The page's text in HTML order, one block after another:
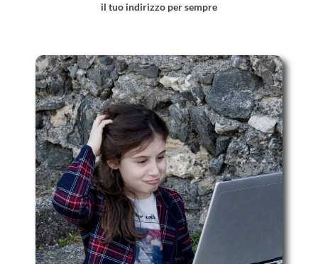
il tuo indirizzo per sempre